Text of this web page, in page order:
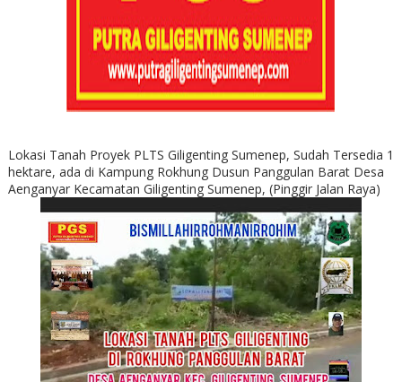
Lokasi Tanah Proyek PLTS Giligenting Sumenep, Sudah Tersedia 1
hektare, ada di Kampung Rokhung Dusun Panggulan Barat Desa
Aenganyar Kecamatan Giligenting Sumenep, (Pinggir Jalan Raya)